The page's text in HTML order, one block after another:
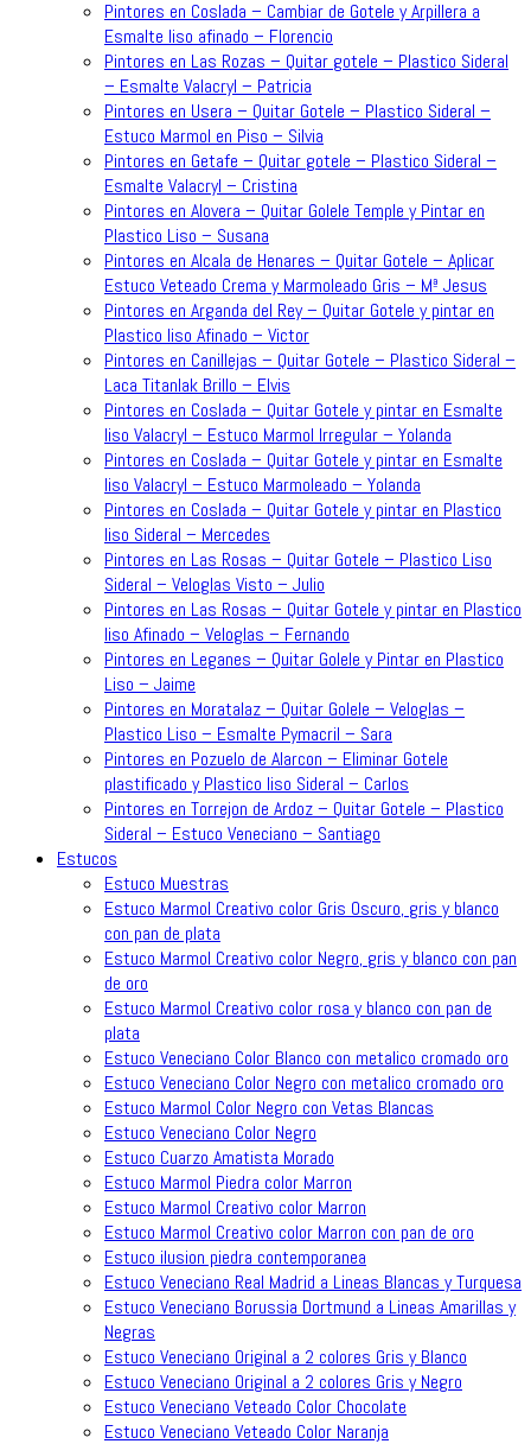
Pintores en Coslada – Cambiar de Gotele y Arpillera a
Esmalte liso afinado – Florencio
Pintores en Las Rozas – Quitar gotele – Plastico Sideral
– Esmalte Valacryl – Patricia
Pintores en Usera – Quitar Gotele – Plastico Sideral –
Estuco Marmol en Piso – Silvia
Pintores en Getafe – Quitar gotele – Plastico Sideral –
Esmalte Valacryl – Cristina
Pintores en Alovera – Quitar Golele Temple y Pintar en
Plastico Liso – Susana
Pintores en Alcala de Henares – Quitar Gotele – Aplicar
Estuco Veteado Crema y Marmoleado Gris – Mª Jesus
Pintores en Arganda del Rey – Quitar Gotele y pintar en
Plastico liso Afinado – Victor
Pintores en Canillejas – Quitar Gotele – Plastico Sideral –
Laca Titanlak Brillo – Elvis
Pintores en Coslada – Quitar Gotele y pintar en Esmalte
liso Valacryl – Estuco Marmol Irregular – Yolanda
Pintores en Coslada – Quitar Gotele y pintar en Esmalte
liso Valacryl – Estuco Marmoleado – Yolanda
Pintores en Coslada – Quitar Gotele y pintar en Plastico
liso Sideral – Mercedes
Pintores en Las Rosas – Quitar Gotele – Plastico Liso
Sideral – Veloglas Visto – Julio
Pintores en Las Rosas – Quitar Gotele y pintar en Plastico
liso Afinado – Veloglas – Fernando
Pintores en Leganes – Quitar Golele y Pintar en Plastico
Liso – Jaime
Pintores en Moratalaz – Quitar Golele – Veloglas –
Plastico Liso – Esmalte Pymacril – Sara
Pintores en Pozuelo de Alarcon – Eliminar Gotele
plastificado y Plastico liso Sideral – Carlos
Pintores en Torrejon de Ardoz – Quitar Gotele – Plastico
Sideral – Estuco Veneciano – Santiago
Estucos
Estuco Muestras
Estuco Marmol Creativo color Gris Oscuro, gris y blanco
con pan de plata
Estuco Marmol Creativo color Negro, gris y blanco con pan
de oro
Estuco Marmol Creativo color rosa y blanco con pan de
plata
Estuco Veneciano Color Blanco con metalico cromado oro
Estuco Veneciano Color Negro con metalico cromado oro
Estuco Marmol Color Negro con Vetas Blancas
Estuco Veneciano Color Negro
Estuco Cuarzo Amatista Morado
Estuco Marmol Piedra color Marron
Estuco Marmol Creativo color Marron
Estuco Marmol Creativo color Marron con pan de oro
Estuco ilusion piedra contemporanea
Estuco Veneciano Real Madrid a Lineas Blancas y Turquesa
Estuco Veneciano Borussia Dortmund a Lineas Amarillas y
Negras
Estuco Veneciano Original a 2 colores Gris y Blanco
Estuco Veneciano Original a 2 colores Gris y Negro
Estuco Veneciano Veteado Color Chocolate
Estuco Veneciano Veteado Color Naranja